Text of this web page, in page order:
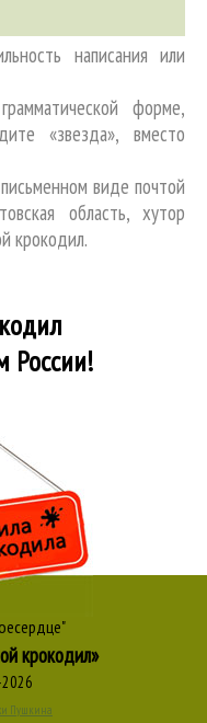
написания или
форме,
«звезда», вместо
виде почтой
область, хутор
крокодил.
России!
крокодил»
Пушкина